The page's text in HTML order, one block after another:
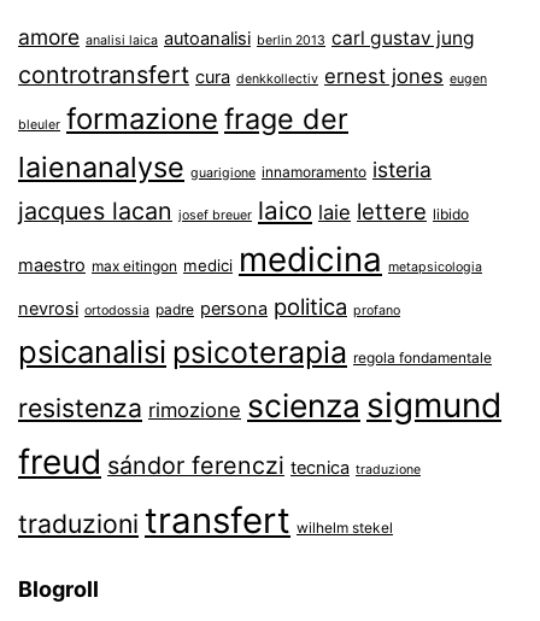
amore analisi laica autoanalisi berlin 2013 carl gustav jung
controtransfert cura denkkollectiv ernest jones eugen
bleuler formazione frage der
laienanalyse guarigione innamoramento isteria
jacques lacan josef breuer laico laie lettere libido
maestro max eitingon medici medicina metapsicologia
nevrosi ortodossia padre persona politica profano
psicanalisi psicoterapia regola fondamentale
resistenza rimozione scienza sigmund
freud sándor ferenczi tecnica traduzione
traduzioni transfert wilhelm stekel
Blogroll